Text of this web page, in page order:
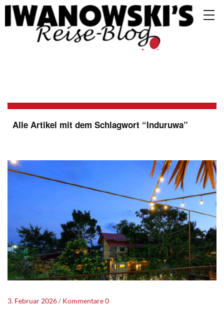
Alle Artikel mit dem Schlagwort “Induruwa”
3. Februar 2026 Kommentare 0